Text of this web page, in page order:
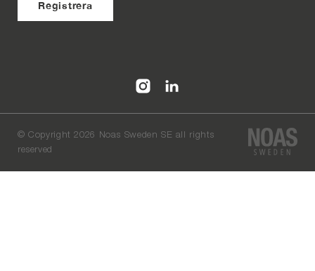
© Copyright 2026 Noas Sweden SE all rights
reserved